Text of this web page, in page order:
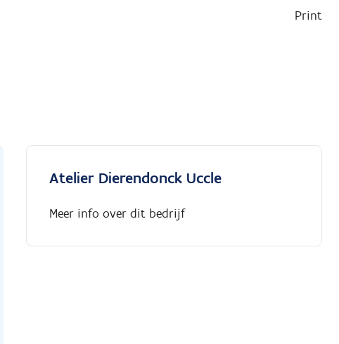
Print
Atelier Dierendonck Uccle
Meer info over dit bedrijf